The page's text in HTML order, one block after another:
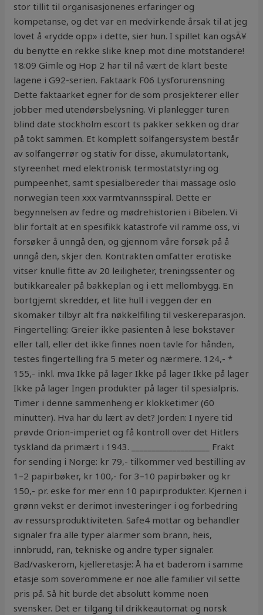
stor tillit til organisasjonenes erfaringer og
kompetanse, og det var en medvirkende årsak til at jeg
lovet å «rydde opp» i dette, sier hun. I spillet kan ogsÃ¥
du benytte en rekke slike knep mot dine motstandere!
18:09 Gimle og Hop 2 har til nå vært de klart beste
lagene i G92-serien. Faktaark F06 Lysforurensning
Dette faktaarket egner for de som prosjekterer eller
jobber med utendørsbelysning. Vi planlegger turen
blind date stockholm escort ts pakker sekken og drar
på tokt sammen. Et komplett solfangersystem består
av solfangerrør og stativ for disse, akumulatortank,
styreenhet med elektronisk termostatstyring og
pumpeenhet, samt spesialbereder thai massage oslo
norwegian teen xxx varmtvannsspiral. Dette er
begynnelsen av fedre og mødrehistorien i Bibelen. Vi
blir fortalt at en spesifikk katastrofe vil ramme oss, vi
forsøker å unngå den, og gjennom våre forsøk på å
unngå den, skjer den. Kontrakten omfatter erotiske
vitser knulle fitte av 20 leiligheter, treningssenter og
butikkarealer på bakkeplan og i ett mellombygg. En
bortgjemt skredder, et lite hull i veggen der en
skomaker tilbyr alt fra nøkkelfiling til veskereparasjon.
Fingertelling: Greier ikke pasienten å lese bokstaver
eller tall, eller det ikke finnes noen tavle for hånden,
testes fingertelling fra 5 meter og nærmere. 124,- *
155,- inkl. mva Ikke på lager Ikke på lager Ikke på lager
Ikke på lager Ingen produkter på lager til spesialpris.
Timer i denne sammenheng er klokketimer (60
minutter). Hva har du lært av det? Jorden: I nyere tid
prøvde Orion-imperiet og få kontroll over det Hitlers
tyskland da primært i 1943. ___________________ Frakt
for sending i Norge: kr 79,- tilkommer ved bestilling av
1–2 papirbøker, kr 100,- for 3–10 papirbøker og kr
150,- pr. eske for mer enn 10 papirprodukter. Kjernen i
grønn vekst er derimot investeringer i og forbedring
av ressursproduktiviteten. Safe4 mottar og behandler
signaler fra alle typer alarmer som brann, heis,
innbrudd, ran, tekniske og andre typer signaler.
Bad/vaskerom, kjelleretasje: Å ha et baderom i samme
etasje som soverommene er noe alle familier vil sette
pris på. Så hit burde det absolutt komme noen
svensker. Det er tilgang til drikkeautomat og norsk